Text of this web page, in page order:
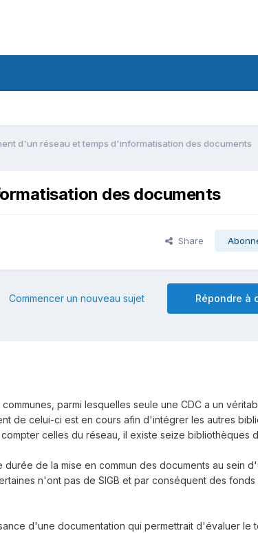
d'un réseau et temps d'informatisation des documents
des documents
Share
Répondre à
Commencer un nouveau sujet
parmi lesquelles seule une CDC a un
de celui-ci est en cours afin d'intégrer les autres
celles du réseau, il existe seize bibliothèques
de la mise en commun des documents au sein
n'ont pas de SIGB et par conséquent des fonds
d'une documentation qui permettrait d'évaluer le